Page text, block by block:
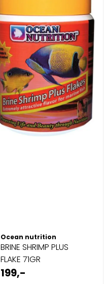
Ocean nutrition
BRINE SHRIMP PLUS
FLAKE 71GR
199,-